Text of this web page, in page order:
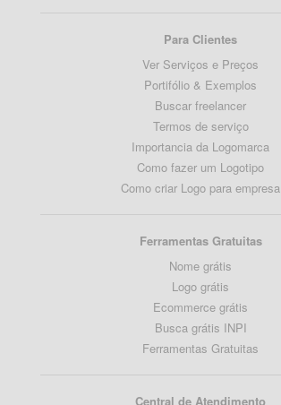
Para Clientes
Ver Serviços e Preços
Portifólio & Exemplos
Buscar freelancer
Termos de serviço
Importancia da Logomarca
Como fazer um Logotipo
Como criar Logo para empresa
Ferramentas Gratuitas
Nome grátis
Logo grátis
Ecommerce grátis
Busca grátis INPI
Ferramentas Gratuitas
Central de Atendimento